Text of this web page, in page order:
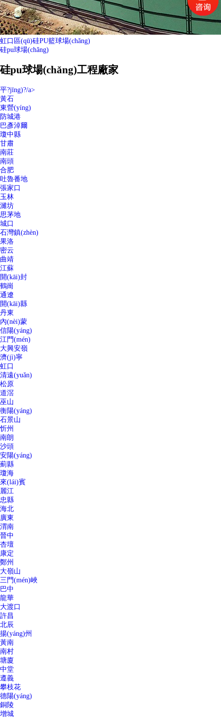
虹口區(qū)硅PU籃球場(chǎng)
硅pu球場(chǎng)
硅pu球場(chǎng)工程廠家
平?jīng)?/a>
黃石
東營(yíng)
防城港
巴彥淖爾
瓊中縣
甘肅
南莊
南頭
合肥
吐魯番地
張家口
玉林
濰坊
思茅地
城口
石灣鎮(zhèn)
果洛
密云
曲靖
江蘇
開(kāi)封
鶴崗
通遼
開(kāi)縣
丹東
內(nèi)蒙
信陽(yáng)
江門(mén)
大興安嶺
濟(jì)寧
虹口
清遠(yuǎn)
松原
道滘
巫山
衡陽(yáng)
石景山
忻州
南朗
沙頭
安陽(yáng)
薊縣
瓊海
來(lái)賓
麗江
忠縣
海北
廣東
渭南
晉中
杏壇
康定
鄭州
大嶺山
三門(mén)峽
巴中
龍華
大渡口
許昌
北辰
揚(yáng)州
黃南
南村
塘廈
中堂
遵義
攀枝花
德陽(yáng)
銅陵
增城